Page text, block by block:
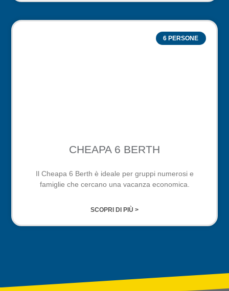
6 PERSONE
CHEAPA 6 BERTH
Il Cheapa 6 Berth è ideale per gruppi numerosi e
famiglie che cercano una vacanza economica.
SCOPRI DI PIÙ >